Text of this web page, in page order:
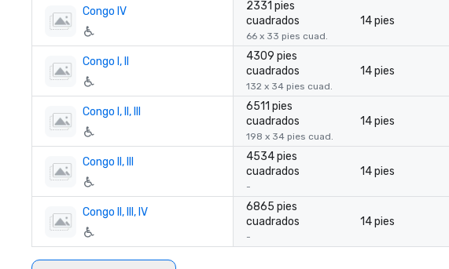
Congo IV
2331 pies
cuadrados
66 x 33 pies cuad.
14 pies
Congo I, II
4309 pies
cuadrados
132 x 34 pies cuad.
14 pies
Congo I, II, III
6511 pies
cuadrados
198 x 34 pies cuad.
14 pies
Congo II, III
4534 pies
cuadrados
-
14 pies
Congo II, III, IV
6865 pies
cuadrados
-
14 pies